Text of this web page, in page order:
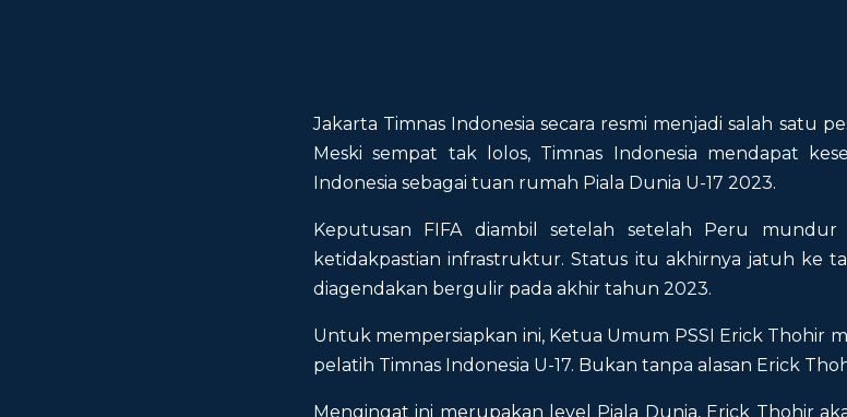
Jakarta Timnas Indonesia secara resmi menjadi salah satu
Meski sempat tak lolos, Timnas Indonesia mendapat
Indonesia sebagai tuan rumah Piala Dunia U-17 2023.
Keputusan FIFA diambil setelah setelah Peru
ketidakpastian infrastruktur. Status itu akhirnya jatuh ke
diagendakan bergulir pada akhir tahun 2023.
Untuk mempersiapkan ini, Ketua Umum PSSI Erick Thohir
pelatih Timnas Indonesia U-17. Bukan tanpa alasan Erick
Mengingat ini merupakan level Piala Dunia, Erick Thohir